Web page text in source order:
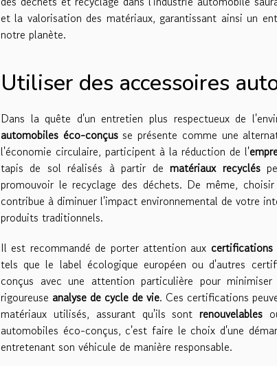
et la valorisation des matériaux, garantissant ainsi un
notre planète.
Utiliser des accessoires
Dans la quête d'un entretien plus respectueux de
automobiles éco-conçusse présente comme une
l'économie circulaire, participent à la réduction de l'
tapis de sol réalisés à partir dematériaux recyclés
promouvoir le recyclage des déchets. De même,
contribue à diminuer l'impact environnemental de votre
produits traditionnels.
Il est recommandé de porter attention aux certifications
tels que le label écologique européen ou d'autres
conçus avec une attention particulière pour
rigoureuse analyse de cycle de vie. Ces certifications
matériaux utilisés, assurant qu'ils sontrenouvelables
automobiles éco-conçus, c'est faire le choix d'une
entretenant son véhicule de manière responsable.